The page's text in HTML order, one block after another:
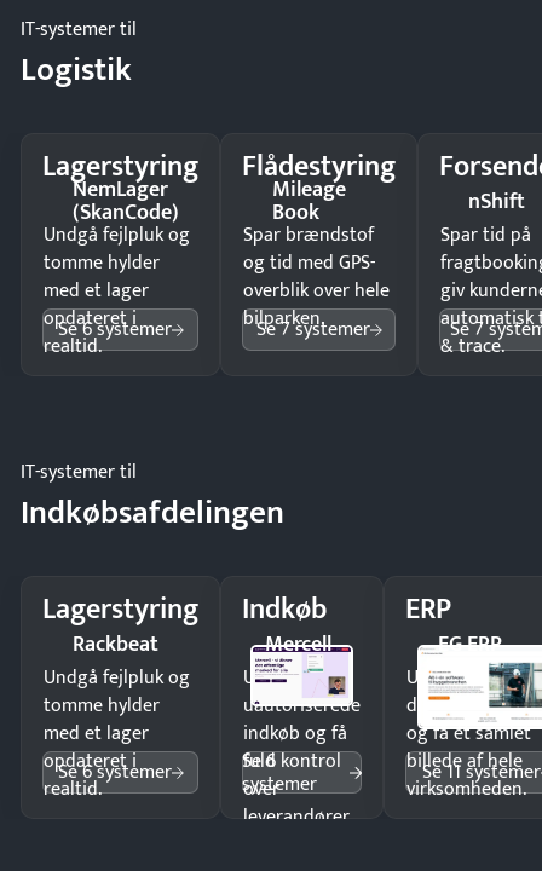
IT-systemer til
Logistik
Lagerstyring
NemLager
(SkanCode)
Undgå fejlpluk og
tomme hylder
med et lager
opdateret i
realtid.
Se 6 systemer
Flådestyring
Mileage
Book
Spar brændstof
og tid med GPS-
overblik over hele
bilparken.
Se 7 systemer
nShift
Spar tid på
giv
automatisk
& trace.
Se 7
IT-systemer til
Indkøbsafdelingen
Lagerstyring
Rackbeat
Undgå fejlpluk og
tomme hylder
med et lager
opdateret i
realtid.
Se 6 systemer
Indkøb
Mercell
Undgå
uautoriserede
indkøb og få
fuld kontrol
over
leverandører
Se 6
systemer
ERP
EG ERP
Undgå
og få ét samlet
billede af hele
virksomheden.
Se 11 systemer